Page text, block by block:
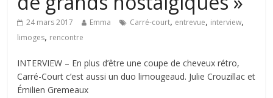
24 mars 2017 Emma Carré-court, entrevue, interview,
limoges, rencontre
INTERVIEW – En plus d’être une coupe de cheveux rétro,
Carré-Court c’est aussi un duo limougeaud. Julie Crouzillac et
Émilien Gremeaux